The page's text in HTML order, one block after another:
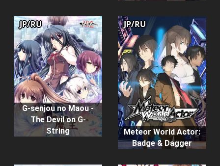
G-senjou no Maou -
The Devil on G-
String
JP/RU
Meteor World Actor:
Badge & Dagger
JP/RU